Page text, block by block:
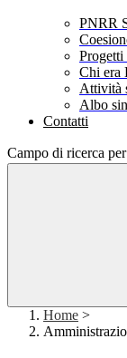
PNRR
Chi era
Attività
Albo
Contatti
Campo di ricerca
Home >